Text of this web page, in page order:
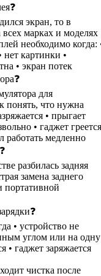
экран, то в
марках и моделях
необходимо когда:
нет картинки •
• экран потек
для
понять, что нужна
• прыгает
• гаджет греется
работать медленно
разбилась задняя
замена заднего
портативной
• устройство не
углом или на одну
• гаджет заряжается
чистка после